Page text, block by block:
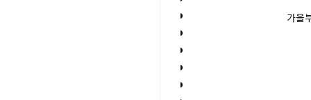
가을